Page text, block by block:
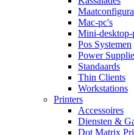
Mac-pc's
Mini-desktop-
Pos Systemen
Power
Standaards
Thin Clients
Workstations
Printers
Accessoires
Diensten &
Dot Matrix